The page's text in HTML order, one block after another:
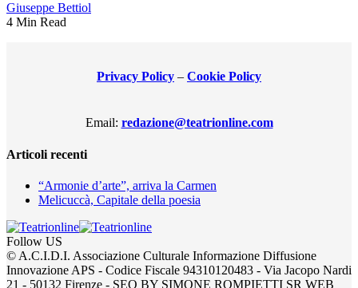
Giuseppe Bettiol
4 Min Read
Privacy Policy – Cookie Policy
Email: redazione@teatrionline.com
Articoli recenti
“Armonie d’arte”, arriva la Carmen
Melicuccà, Capitale della poesia
Follow US
© A.C.I.D.I. Associazione Culturale Informazione Diffusione
Innovazione APS - Codice Fiscale 94310120483 - Via Jacopo Nardi
21 - 50132 Firenze - SEO BY SIMONE ROMPIETTI SR WEB